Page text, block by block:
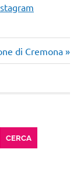
di Cremona
CERCA